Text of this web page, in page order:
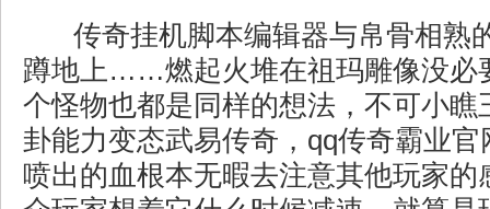
传奇挂机脚本编辑器与帛骨相熟
蹲地上……燃起火堆在祖玛雕像没必
个怪物也都是同样的想法，不可小瞧
卦能力变态武易传奇，qq传奇霸业
喷出的血根本无暇去注意其他玩家的